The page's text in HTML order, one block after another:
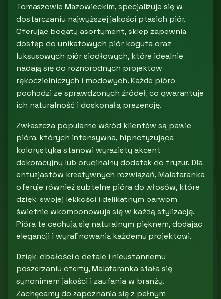
Tomaszowie Mazowieckim, specjalizuje się w
dostarczaniu najwyższej jakości ptasich piór.
Oferując bogaty asortyment, sklep zapewnia
dostęp do unikatowych piór koguta oraz
luksusowych piór siodłowych, które idealnie
nadają się do różnorodnych projektów
rękodzielniczych i modowych. Każde pióro
pochodzi ze sprawdzonych źródeł, co gwarantuje
ich naturalność i doskonałą prezencję.
Zwłaszcza popularne wśród klientów są pawie
pióra, których intensywna, hipnotyzująca
kolorystyka stanowi wyrazisty akcent
dekoracyjny lub oryginalny dodatek do fryzur. Dla
entuzjastów kreatywnych rozwiązań, Malataranka
oferuje również subtelne pióra do włosów, które
dzięki swojej lekkości i delikatnym barwom
świetnie wkomponowują się w każdą stylizację.
Pióra te cechują się naturalnym pięknem, dodając
elegancji i wyrafinowania każdemu projektowi.
Dzięki dbałości o detale i nieustannemu
poszerzaniu oferty, Malataranka stała się
synonimem jakości i zaufania w branży.
Zachęcamy do zapoznania się z pełnym